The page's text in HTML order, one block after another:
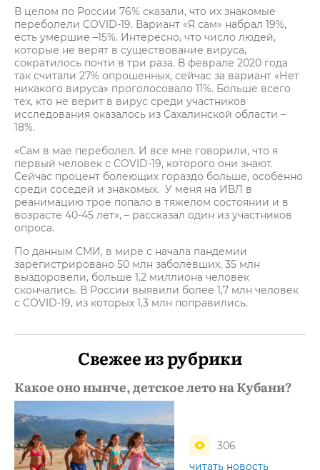
В целом по России 76% сказали, что их знакомые
переболели COVID-19. Вариант «Я сам» набрал 19%,
есть умершие –15%. Интересно, что число людей,
которые не верят в существование вируса,
сократилось почти в три раза. В феврале 2020 года
так считали 27% опрошенных, сейчас за вариант «Нет
никакого вируса» проголосовало 11%. Больше всего
тех, кто не верит в вирус среди участников
исследования оказалось из Сахалинской области –
18%.
«Сам в мае переболел. И все мне говорили, что я
первый человек с COVID-19, которого они знают.
Сейчас процент болеющих гораздо больше, особенно
среди соседей и знакомых. У меня на ИВЛ в
реанимацию трое попало в тяжелом состоянии и в
возрасте 40-45 лет», – рассказал один из участников
опроса.
По данным СМИ, в мире с начала пандемии
зарегистрировано 50 млн заболевших, 35 млн
выздоровели, больше 1,2 миллиона человек
скончались. В России выявили более 1,7 млн человек
с COVID-19, из которых 1,3 млн поправились.
Свежее из рубрики
Какое оно нынче, детское лето на Кубани?
306
читать новость